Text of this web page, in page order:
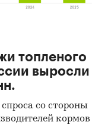
топленого
выросли
со стороны
кормов